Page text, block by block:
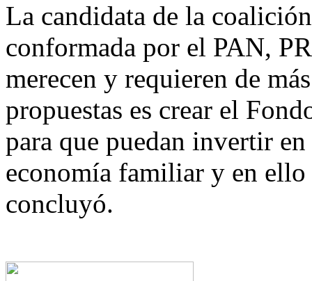
La candidata de la
conformada por el PAN,
merecen y requieren de
propuestas es crear el
para que puedan invertir
economía familiar y en ello
concluyó.